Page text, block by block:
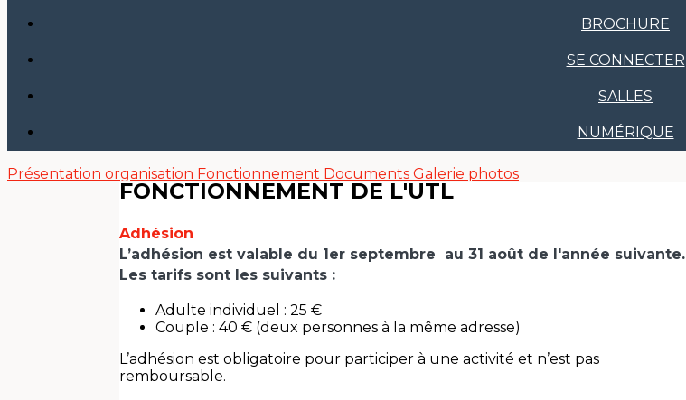
BROCHURE
SE CONNECTER
SALLES
NUMÉRIQUE
Présentation organisation Fonctionnement Documents Galerie photos
FONCTIONNEMENT DE L'UTL
Adhésion
L’adhésion est valable du 1er septembre au 31 août de l'année suivante.
Les tarifs sont les suivants :
Adulte individuel : 25 €
Couple : 40 € (deux personnes à la même adresse)
L’adhésion est obligatoire pour participer à une activité et n’est pas
remboursable.